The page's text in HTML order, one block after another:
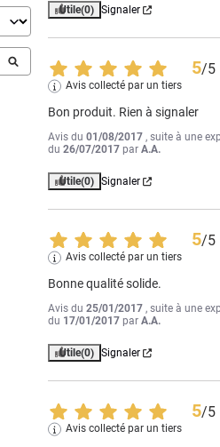
Utile(0) Signaler
5/5
Avis collecté par un tiers
Bon produit. Rien à signaler
Avis du01/08/2017 , suite à une
du26/07/2017 parA.A.
Utile(0) Signaler
5/5
Avis collecté par un tiers
Bonne qualité solide.
Avis du25/01/2017 , suite à une
du 17/01/2017 parA.A.
Utile(0) Signaler
5/5
Avis collecté par un tiers